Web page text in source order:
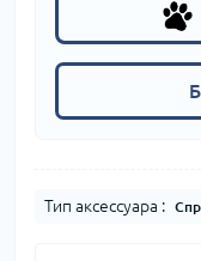
Тип аксессуара :